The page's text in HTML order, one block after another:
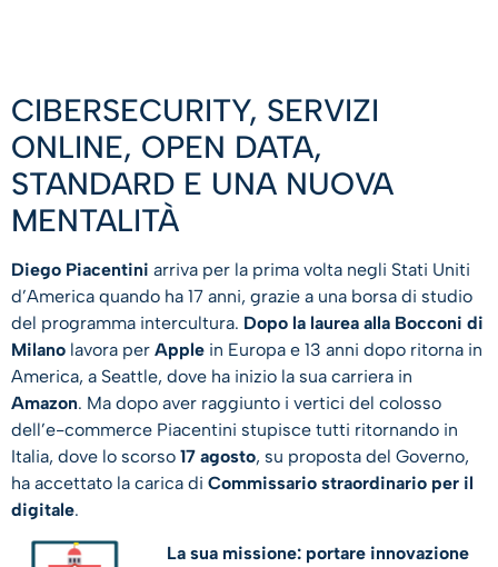
CIBERSECURITY, SERVIZI
ONLINE, OPEN DATA,
STANDARD E UNA NUOVA
MENTALITÀ
Diego Piacentini arriva per la prima volta negli Stati Uniti
d’America quando ha 17 anni, grazie a una borsa di studio
del programma intercultura. Dopo la laurea alla Bocconi di
Milano lavora per Apple in Europa e 13 anni dopo ritorna in
America, a Seattle, dove ha inizio la sua carriera in
Amazon. Ma dopo aver raggiunto i vertici del colosso
dell’e-commerce Piacentini stupisce tutti ritornando in
Italia, dove lo scorso 17 agosto, su proposta del Governo,
ha accettato la carica di Commissario straordinario per il
digitale.
La sua missione: portare innovazione